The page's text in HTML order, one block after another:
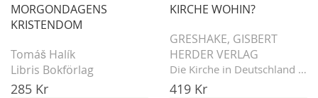
MORGONDAGENS
KRISTENDOM
Tomáš Halík
Libris Bokförlag
285 Kr
KIRCHE WOHIN?
GRESHAKE, GISBERT
HERDER VERLAG
Die Kirche in Deutschland befindet sich ...
419 Kr